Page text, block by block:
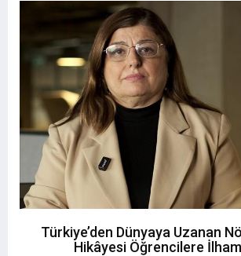
Türkiye’den Dünyaya Uzanan
Hikâyesi Öğrencilere